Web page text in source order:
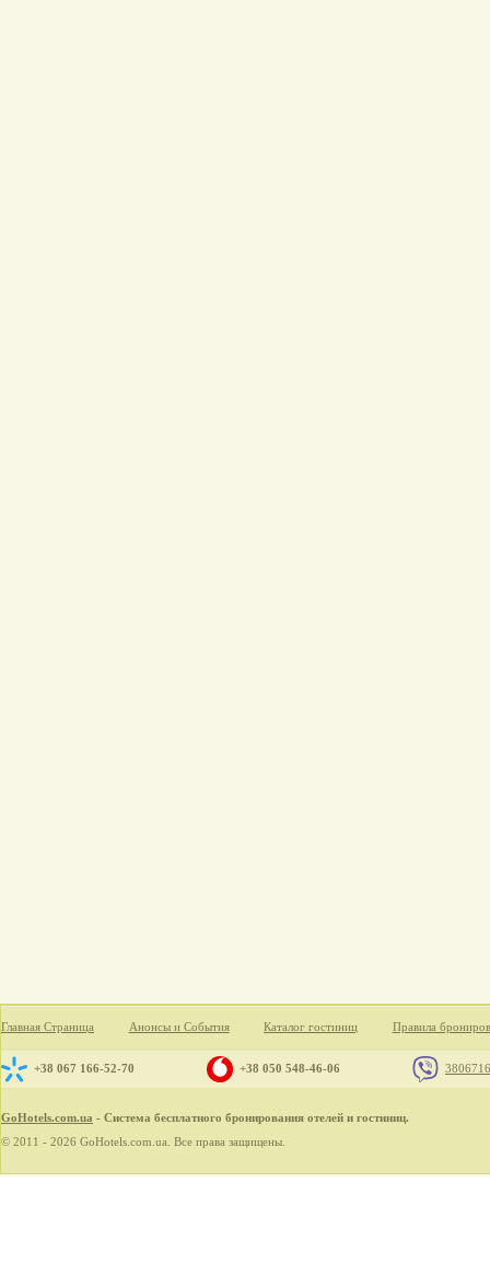
Главная Страница Анонсы и События Каталог гостиниц Правила
+38 067 166-52-70 +38 050 548-46-06
GoHotels.com.ua - Система бесплатного бронирования отелей и гостиниц.
© 2011 - 2026 GoHotels.com.ua. Все права защищены.